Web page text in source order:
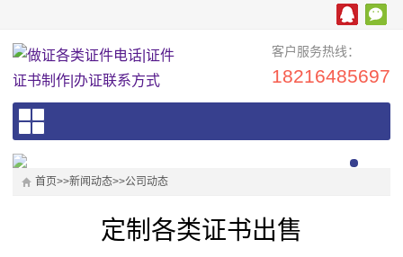
客户服务热线：
18216485697
首页>>新闻动态>>公司动态
定制各类证书出售